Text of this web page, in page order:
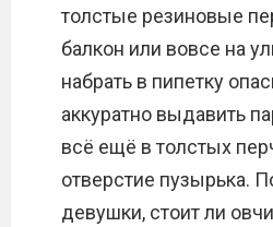
толстые резиновые
балкон или вовсе на
набрать в пипетку
аккуратно выдавить
всё ещё в толстых
отверстие пузырька.
девушки, стоит ли